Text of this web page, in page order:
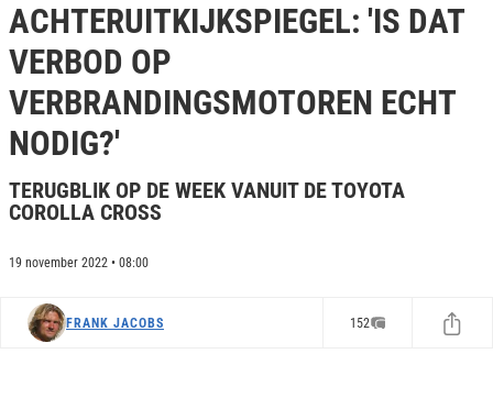
ACHTERUITKIJKSPIEGEL: 'IS DAT
VERBOD OP
VERBRANDINGSMOTOREN ECHT
NODIG?'
TERUGBLIK OP DE WEEK VANUIT DE TOYOTA
COROLLA CROSS
19 november 2022 • 08:00
FRANK JACOBS 152